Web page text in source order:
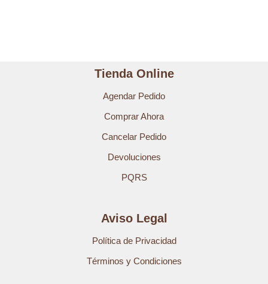
Tienda Online
Agendar Pedido
Comprar Ahora
Cancelar Pedido
Devoluciones
PQRS
Aviso Legal
Política de Privacidad
Términos y Condiciones